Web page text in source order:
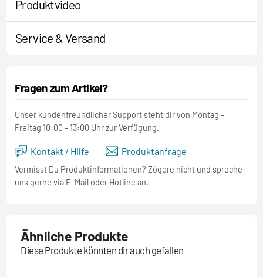
Produktvideo
Service & Versand
Fragen zum Artikel?
Unser kundenfreundlicher Support steht dir von Montag -
Freitag 10:00 - 13:00 Uhr zur Verfügung.
Kontakt / Hilfe Produktanfrage
Vermisst Du Produktinformationen? Zögere nicht und spreche
uns gerne via E-Mail oder Hotline an.
Ähnliche Produkte
Diese Produkte könnten dir auch gefallen